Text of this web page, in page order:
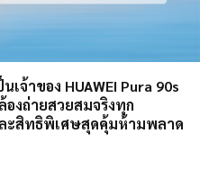
จ้าของ HUAWEI Pura 90s
องถ่ายสวยสมจริงทุก
ะสิทธิพิเศษสุดคุ้มห้ามพลาด